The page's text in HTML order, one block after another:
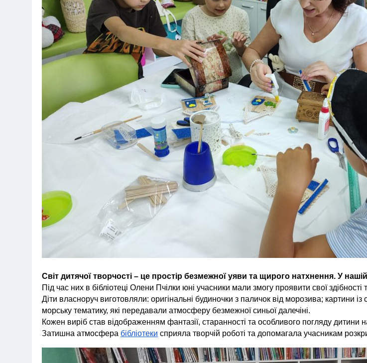
Світ дитячої творчості – це простір безмежної уяви та щирого натхнення. У нашій
Під час них в бібліотеці Олени Пчілки юні учасники мали змогу проявити свої
Діти власноруч виготовляли: оригінальні будиночки з паличок від морозива; картини
морську тематику, які передавали атмосферу безмежної синьої далечіні.
Кожен виріб став відображенням фантазії, старанності та особливого погляду дитини
Затишна атмосфера бібліотеки сприяла творчій роботі та допомагала учасникам